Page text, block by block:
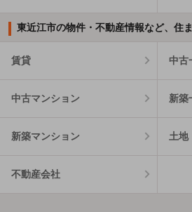
東近江市の物件・不動産情報など、住
賃貸 中古
中古マンション 新築
新築マンション 土地
不動産会社